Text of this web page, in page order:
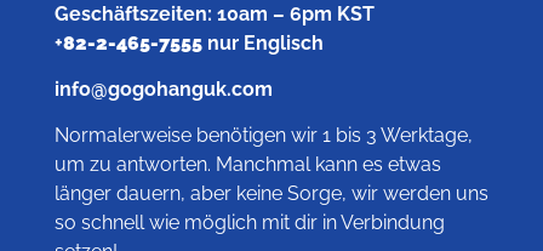
Geschäftszeiten: 10am – 6pm KST
+82-2-465-7555nur Englisch
info@gogohanguk.com
Normalerweise benötigen wir 1 bis 3 Werktage,
um zu antworten. Manchmal kann es etwas
länger dauern, aber keine Sorge, wir werden uns
so schnell wie möglich mit dir in Verbindung